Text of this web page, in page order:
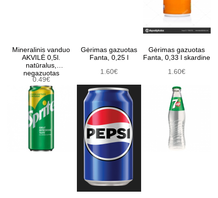
Mineralinis vanduo
AKVILĖ 0,5l.
natūralus,
negazuotas
0.49€
Gėrimas gazuotas
Fanta, 0,25 l
1.60€
Gėrimas gazuotas
Fanta, 0,33 l skardine
1.60€